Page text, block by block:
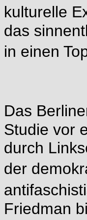
kulturelle
das
in einen
Das
Studie vor
durch
der
Friedman